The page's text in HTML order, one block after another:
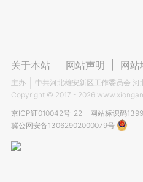
关于本站 网站声明 网站
主办
中共河北雄安新区工作委员会 河
Copyright © 2017 - 2026
京ICP证010042号-22
网站标识码
冀公网安备13062902000079号